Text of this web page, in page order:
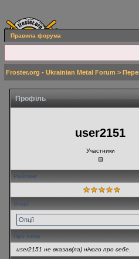
Правила форума
Froster.org - Ukrainian Metal Forum >
Профіль
user2151
Участники
Рейтинг
Опції
Опції
Про себе
user2151 не вказав(ла) нічого про себе.